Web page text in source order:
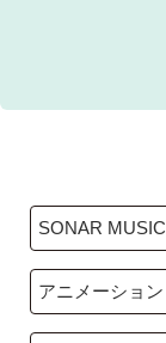
SONAR MUSIC
アニメーション